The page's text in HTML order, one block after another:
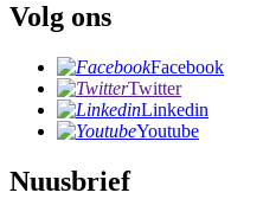
Volg ons
Facebook
Twitter
Linkedin
Youtube
Nuusbrief